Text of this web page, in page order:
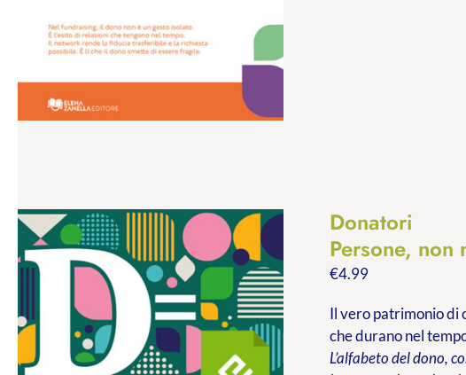
Donatori
Persone,
€4.99
Il vero patrimonio di
che durano nel
L’alfabeto del dono,